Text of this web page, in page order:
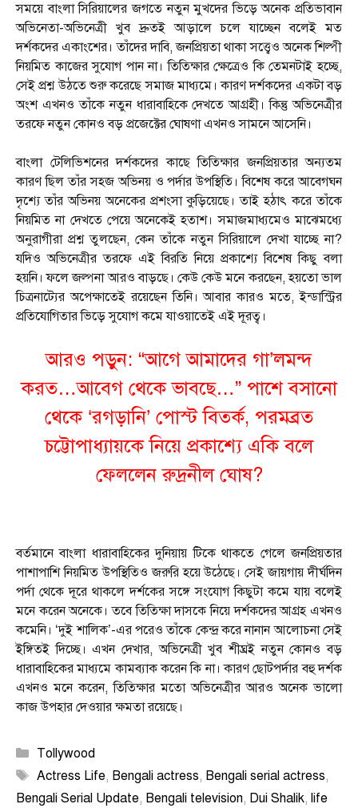
সময়ে বাংলা সিরিয়ালের জগতে নতুন মুখদের ভিড়ে অনেক প্রতিভাবান
অভিনেতা-অভিনেত্রী খুব দ্রুতই আড়ালে চলে যাচ্ছেন বলেই মত
দর্শকদের একাংশের। তাঁদের দাবি, জনপ্রিয়তা থাকা সত্ত্বেও অনেক শিল্পী
নিয়মিত কাজের সুযোগ পান না। তিতিক্ষার ক্ষেত্রেও কি তেমনটাই হচ্ছে,
সেই প্রশ্ন উঠতে শুরু করেছে সমাজ মাধ্যমে। কারণ দর্শকদের একটা বড়
অংশ এখনও তাঁকে নতুন ধারাবাহিকে দেখতে আগ্রহী। কিন্তু অভিনেত্রীর
তরফে নতুন কোনও বড় প্রজেক্টের ঘোষণা এখনও সামনে আসেনি।
বাংলা টেলিভিশনের দর্শকদের কাছে তিতিক্ষার জনপ্রিয়তার অন্যতম
কারণ ছিল তাঁর সহজ অভিনয় ও পর্দার উপস্থিতি। বিশেষ করে আবেগঘন
দৃশ্যে তাঁর অভিনয় অনেকের প্রশংসা কুড়িয়েছে। তাই হঠাৎ করে তাঁকে
নিয়মিত না দেখতে পেয়ে অনেকেই হতাশ। সমাজমাধ্যমেও মাঝেমধ্যে
অনুরাগীরা প্রশ্ন তুলছেন, কেন তাঁকে নতুন সিরিয়ালে দেখা যাচ্ছে না?
যদিও অভিনেত্রীর তরফে এই বিরতি নিয়ে প্রকাশ্যে বিশেষ কিছু বলা
হয়নি। ফলে জল্পনা আরও বাড়ছে। কেউ কেউ মনে করছেন, হয়তো ভাল
চিত্রনাট্যের অপেক্ষাতেই রয়েছেন তিনি। আবার কারও মতে, ইন্ডাস্ট্রির
প্রতিযোগিতার ভিড়ে সুযোগ কমে যাওয়াতেই এই দূরত্ব।
আরও পড়ুন: “আগে আমাদের গা’লমন্দ
করত…আবেগ থেকে ভাবছে…” পাশে বসানো
থেকে ‘রগড়ানি’ পোস্ট বিতর্ক, পরমব্রত
চট্টোপাধ্যায়কে নিয়ে প্রকাশ্যে একি বলে
ফেললেন রুদ্রনীল ঘোষ?
বর্তমানে বাংলা ধারাবাহিকের দুনিয়ায় টিকে থাকতে গেলে জনপ্রিয়তার
পাশাপাশি নিয়মিত উপস্থিতিও জরুরি হয়ে উঠেছে। সেই জায়গায় দীর্ঘদিন
পর্দা থেকে দূরে থাকলে দর্শকের সঙ্গে সংযোগ কিছুটা কমে যায় বলেই
মনে করেন অনেকে। তবে তিতিক্ষা দাসকে নিয়ে দর্শকদের আগ্রহ এখনও
কমেনি। ‘দুই শালিক’-এর পরেও তাঁকে কেন্দ্র করে নানান আলোচনা সেই
ইঙ্গিতই দিচ্ছে। এখন দেখার, অভিনেত্রী খুব শীঘ্রই নতুন কোনও বড়
ধারাবাহিকের মাধ্যমে কামব্যাক করেন কি না। কারণ ছোটপর্দার বহু দর্শক
এখনও মনে করেন, তিতিক্ষার মতো অভিনেত্রীর আরও অনেক ভালো
কাজ উপহার দেওয়ার ক্ষমতা রয়েছে।
Categories
Tollywood
Tags
Actress Life, Bengali actress, Bengali serial actress,
Bengali Serial Update, Bengali television, Dui Shalik, life